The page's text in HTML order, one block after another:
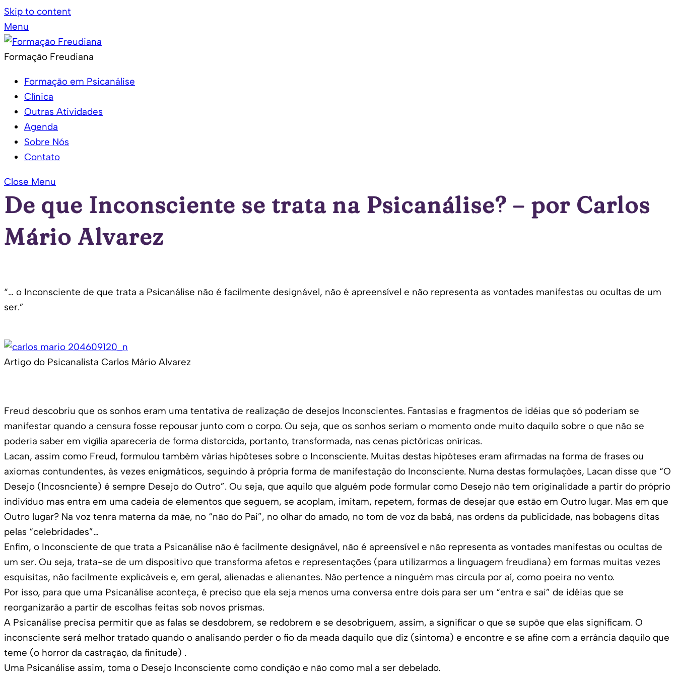
Skip to content
Menu
Formação Freudiana
Formação em Psicanálise
Clínica
Outras Atividades
Agenda
Sobre Nós
Contato
Close Menu
De que Inconsciente se trata na Psicanálise? – por Carlos
Mário Alvarez
“… o Inconsciente de que trata a Psicanálise não é facilmente designável, não é apreensível e não representa as vontades manifestas ou ocultas de um
ser.”
Artigo do Psicanalista Carlos Mário Alvarez
Freud descobriu que os sonhos eram uma tentativa de realização de desejos Inconscientes. Fantasias e fragmentos de idéias que só poderiam se
manifestar quando a censura fosse repousar junto com o corpo. Ou seja, que os sonhos seriam o momento onde muito daquilo sobre o que não se
poderia saber em vigília apareceria de forma distorcida, portanto, transformada, nas cenas pictóricas oníricas.
Lacan, assim como Freud, formulou também várias hipóteses sobre o Inconsciente. Muitas destas hipóteses eram afirmadas na forma de frases ou
axiomas contundentes, às vezes enigmáticos, seguindo à própria forma de manifestação do Inconsciente. Numa destas formulações, Lacan disse que “O
Desejo (Incosnciente) é sempre Desejo do Outro”. Ou seja, que aquilo que alguém pode formular como Desejo não tem originalidade a partir do próprio
indivíduo mas entra em uma cadeia de elementos que seguem, se acoplam, imitam, repetem, formas de desejar que estão em Outro lugar. Mas em que
Outro lugar? Na voz tenra materna da mãe, no “não do Pai”, no olhar do amado, no tom de voz da babá, nas ordens da publicidade, nas bobagens ditas
pelas “celebridades”…
Enfim, o Inconsciente de que trata a Psicanálise não é facilmente designável, não é apreensível e não representa as vontades manifestas ou ocultas de
um ser. Ou seja, trata-se de um dispositivo que transforma afetos e representações (para utilizarmos a linguagem freudiana) em formas muitas vezes
esquisitas, não facilmente explicáveis e, em geral, alienadas e alienantes. Não pertence a ninguém mas circula por aí, como poeira no vento.
Por isso, para que uma Psicanálise aconteça, é preciso que ela seja menos uma conversa entre dois para ser um “entra e sai” de idéias que se
reorganizarão a partir de escolhas feitas sob novos prismas.
A Psicanálise precisa permitir que as falas se desdobrem, se redobrem e se desobriguem, assim, a significar o que se supõe que elas significam. O
inconsciente será melhor tratado quando o analisando perder o fio da meada daquilo que diz (sintoma) e encontre e se afine com a errância daquilo que
teme (o horror da castração, da finitude) .
Uma Psicanálise assim, toma o Desejo Inconsciente como condição e não como mal a ser debelado.